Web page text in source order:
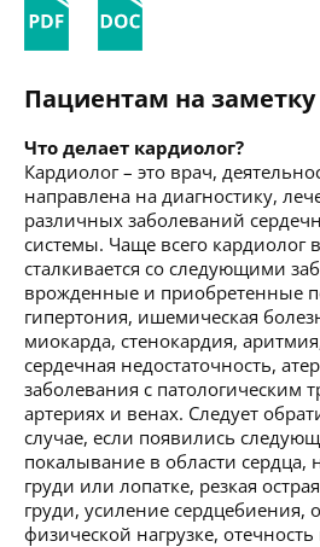
Пациентам на заметку
Что делает кардиолог?
Кардиолог – это врач,
направлена на диагностику,
различных заболеваний
системы. Чаще всего кардиолог
сталкивается со следующими
врожденные и приобретенные
гипертония, ишемическая
миокарда, стенокардия,
сердечная недостаточность,
заболевания с патологическим
артериях и венах. Следует
случае, если появились
покалывание в области
груди или лопатке, резкая
груди, усиление сердцебиения,
физической нагрузке,